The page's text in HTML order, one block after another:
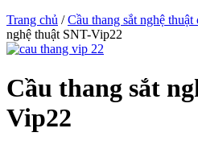
Trang chủ /Cầu thang sắt nghệ
nghệ thuật SNT-Vip22
Cầu thang sắt
Vip22